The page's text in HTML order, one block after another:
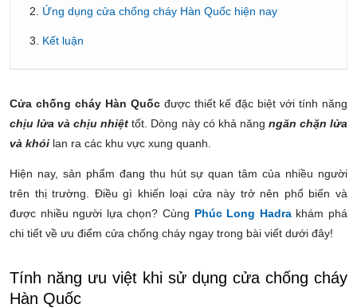
Ứng dụng cửa chống cháy Hàn Quốc hiện nay
Kết luận
Cửa chống cháy Hàn Quốcđược thiết kế đặc biệt với tính năng
chịu lửa và chịu nhiệt tốt. Dòng này có khả năng ngăn chặn lửa
và khói lan ra các khu vực xung quanh.
Hiện nay, sản phẩm đang thu hút sự quan tâm của nhiều người
trên thị trường. Điều gì khiến loại cửa này trở nên phổ biến và
được nhiều người lựa chọn? Cùng Phúc Long Hadrakhám phá
chi tiết về ưu điểm cửa chống cháy ngay trong bài viết dưới đây!
Tính năng ưu việt khi sử dụng cửa chống cháy
Hàn Quốc